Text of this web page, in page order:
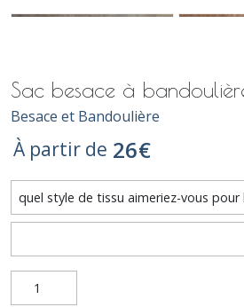
Sac besace à
Besace et Bandoulière
À partir de 26€